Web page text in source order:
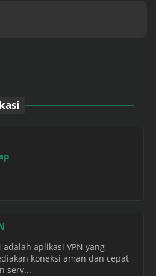
adalah aplikasi VPN yang
koneksi aman dan cepat
serv...